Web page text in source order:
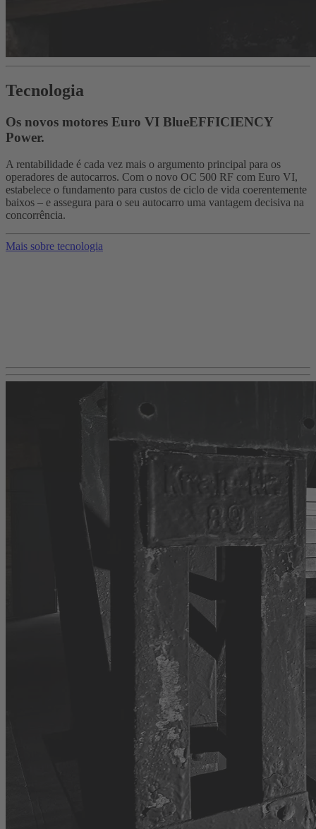
Tecnologia
Os novos motores Euro VI BlueEFFICIENCY
Power.
A rentabilidade é cada vez mais o argumento principal para os
operadores de autocarros. Com o novo OC 500 RF com Euro VI,
estabelece o fundamento para custos de ciclo de vida coerentemente
baixos – e assegura para o seu autocarro uma vantagem decisiva na
concorrência.
Mais sobre tecnologia